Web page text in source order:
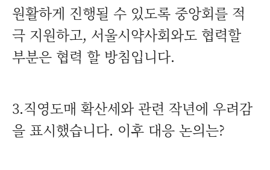
원활하게 진행될 수 있도록 중앙회를 적
극 지원하고, 서울시약사회와도 협력할
부분은 협력 할 방침입니다.
3.직영도매 확산세와 관련 작년에 우려감
을 표시했습니다. 이후 대응 논의는?